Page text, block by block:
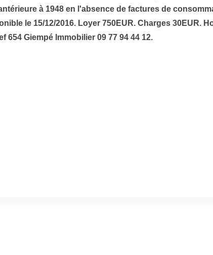
à 1948 en l'absence de factures de
le 15/12/2016. Loyer 750EUR. Charges 30EUR.
654 Giempé Immobilier 09 77 94 44 12.